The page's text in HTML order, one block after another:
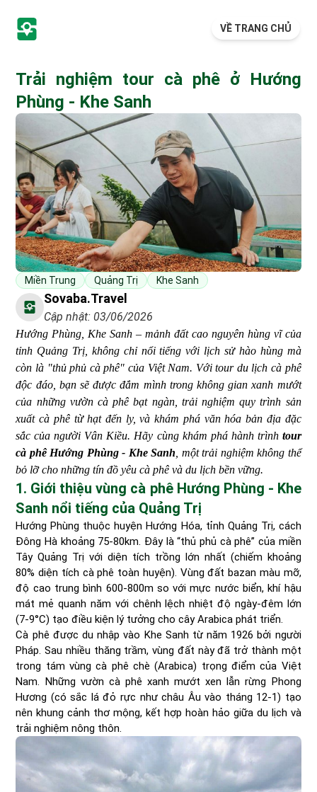
VỀ TRANG CHỦ
Trải nghiệm tour cà phê ở Hướng
Phùng - Khe Sanh
Miền Trung Quảng Trị Khe Sanh
Sovaba.travel
Cập nhật: 03/06/2026
Hướng Phùng, Khe Sanh – mảnh đất cao nguyên hùng vĩ của
tỉnh Quảng Trị, không chỉ nổi tiếng với lịch sử hào hùng mà
còn là "thủ phủ cà phê" của Việt Nam. Với tour du lịch cà phê
độc đáo, bạn sẽ được đắm mình trong không gian xanh mướt
của những vườn cà phê bạt ngàn, trải nghiệm quy trình sản
xuất cà phê từ hạt đến ly, và khám phá văn hóa bản địa đặc
sắc của người Vân Kiều. Hãy cùng khám phá hành trình tour
cà phê Hướng Phùng - Khe Sanh , một trải nghiệm không thể
bỏ lỡ cho những tín đồ yêu cà phê và du lịch bền vững.
1. Giới thiệu vùng cà phê Hướng Phùng - Khe
Sanh nổi tiếng của Quảng Trị
Hướng Phùng thuộc huyện Hướng Hóa, tỉnh Quảng Trị, cách
Đông Hà khoảng 75-80km. Đây là “thủ phủ cà phê” của miền
Tây Quảng Trị với diện tích trồng lớn nhất (chiếm khoảng
80% diện tích cà phê toàn huyện). Vùng đất bazan màu mỡ,
độ cao trung bình 600-800m so với mực nước biển, khí hậu
mát mẻ quanh năm với chênh lệch nhiệt độ ngày-đêm lớn
(7-9°C) tạo điều kiện lý tưởng cho cây Arabica phát triển.
Cà phê được du nhập vào Khe Sanh từ năm 1926 bởi người
Pháp. Sau nhiều thăng trầm, vùng đất này đã trở thành một
trong tám vùng cà phê chè (Arabica) trọng điểm của Việt
Nam. Những vườn cà phê xanh mướt xen lẫn rừng Phong
Hương (có sắc lá đỏ rực như châu Âu vào tháng 12-1) tạo
nên khung cảnh thơ mộng, kết hợp hoàn hảo giữa du lịch và
trải nghiệm nông thôn.